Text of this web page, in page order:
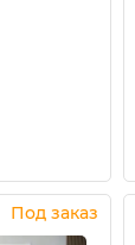
Под заказ